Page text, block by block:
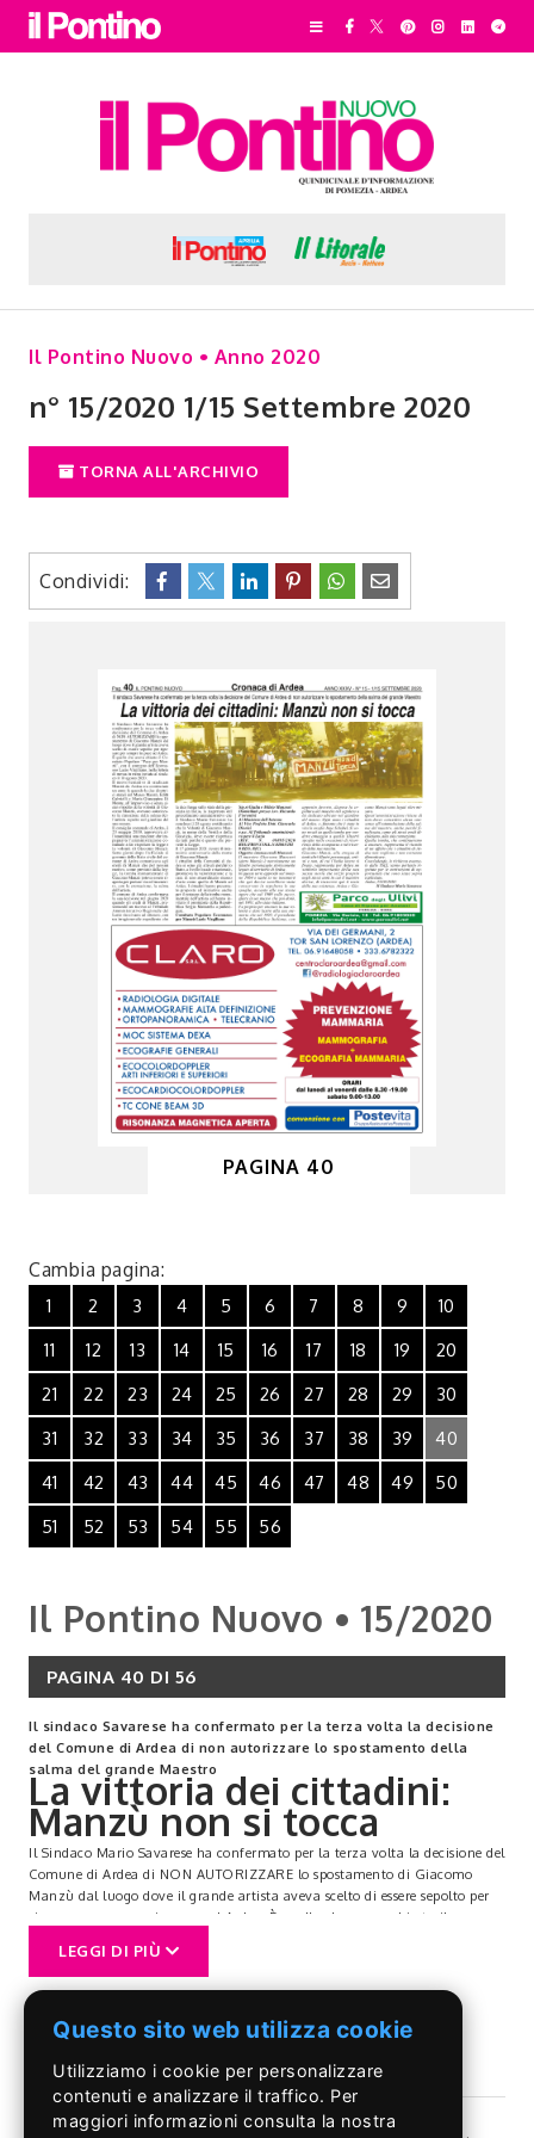
Il Pontino Nuovo • Anno 2020
n° 15/2020 1/15 Settembre 2020
TORNA ALL'ARCHIVIO
Condividi:
PAGINA 40
Cambia pagina:
1 2 3 4 5 6 7 8 9
10
11
12 13 14 15 16 17 18 19
20
21
22 23 24 25 26 27 28 29
30
31
32 33 34 35 36 37 38 39
40
41
42 43 44 45 46 47 48 49
50
51
52 53 54 55 56
Il Pontino Nuovo • 15/2020
PAGINA 40 DI 56
Il sindaco Savarese ha confermato per la terza volta la decisione
del Comune di Ardea di non autorizzare lo spostamento della
salma del grande Maestro
La vittoria dei cittadini:
Manzù non si tocca
Il Sindaco Mario Savarese ha confermato per la terza volta la decisione del
Comune di Ardea di NON AUTORIZZARE lo spostamento di Giacomo
Manzù dal luogo dove il grande artista aveva scelto di essere sepolto per
riposare per sempre in pace ad Ardea. È quello che aveva chiesto il
Comitato Popolare “Pace per Manzù”, con il sostegno dell’Ecomuseo Lazio
Virgiliano, nella lettera di messa in mora inviata al sindaco il 10 agosto
2020.
Il nuovo tentativo di sradicare Manzù da Ardea era cominciato un anno
fa quando le due direttrici statali del Museo Manzù, Edith Gabrielli e
Maria Giuseppina Di Monte, all’improvviso e senza alcun rispetto della
volontà di Giacomo Manzù, avevano autorizzato la rimozione della
salma dell’artista sepolto nel giardino del suo museo.
Il consiglio comunale di Ardea, il 23 maggio 2019, approvava
all’unanimità una mozione che impegnava l’amministrazione comunale
LEGGI DI PIÙ
Questo sito web utilizza cookie
Utilizziamo i cookie per personalizzare
contenuti e analizzare il traffico. Per
maggiori informazioni consulta la nostra